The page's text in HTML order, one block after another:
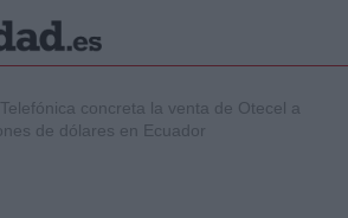
Telefónica concreta la venta de Otecel a
de dólares en Ecuador